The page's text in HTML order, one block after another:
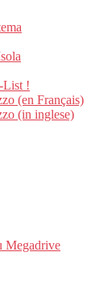
List !
(en Français)
(in inglese)
Megadrive